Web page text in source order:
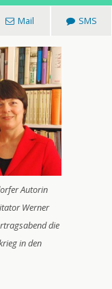
Mail SMS
Autorin
Werner
die
in den